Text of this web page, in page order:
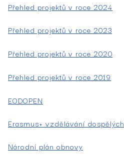
Přehled projektů v roce 2024
Přehled projektů v roce 2023
Přehled projektů v roce 2020
Přehled projektů v roce 2019
EODOPEN
Erasmus+ vzdělávání dospělých
Národní plán obnovy